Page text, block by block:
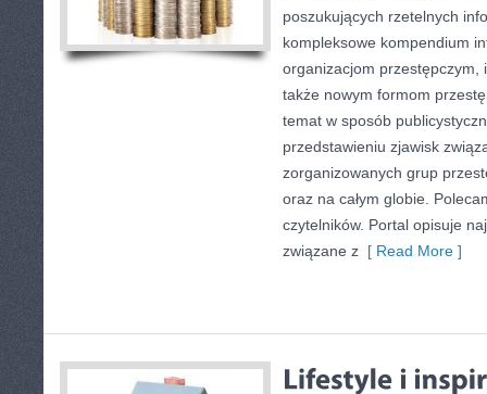
poszukujących rzetelnych
kompleksowe kompendium
organizacjom przestępczym,
także nowym formom
temat w sposób
przedstawieniu zjawisk
zorganizowanych grup
oraz na całym globie.
czytelników. Portal opisuje
związane z [ Read More ]